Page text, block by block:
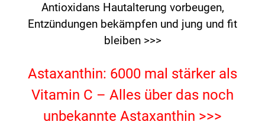
Antioxidans Hautalterung vorbeugen,
Entzündungen bekämpfen und jung und fit
bleiben >>>
Astaxanthin: 6000 mal stärker als
Vitamin C – Alles über das noch
unbekannte Astaxanthin >>>